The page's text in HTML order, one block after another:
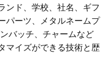
ンド、学校、社名、ギフ
パーツ、メタルネームプ
バッチ、チャームなど
マイズができる技術と歴